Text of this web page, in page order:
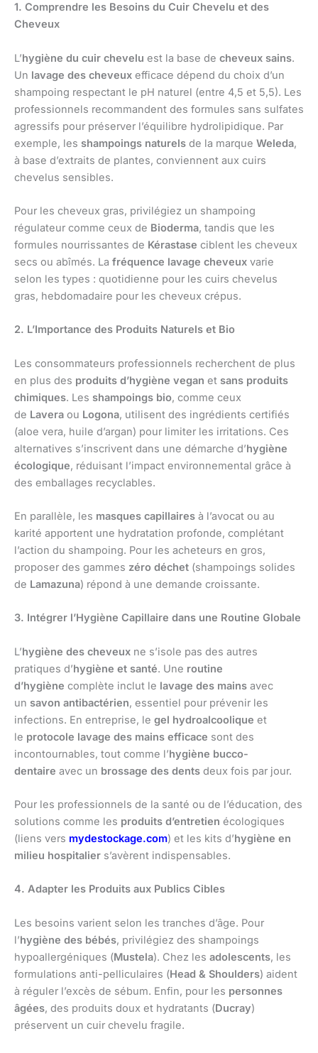
1. Comprendre les Besoins du Cuir Chevelu et des
Cheveux
L’hygiène du cuir chevelu est la base de cheveux sains.
Un lavage des cheveux efficace dépend du choix d’un
shampoing respectant le pH naturel (entre 4,5 et 5,5). Les
professionnels recommandent des formules sans sulfates
agressifs pour préserver l’équilibre hydrolipidique. Par
exemple, les shampoings naturels de la marque Weleda,
à base d’extraits de plantes, conviennent aux cuirs
chevelus sensibles.
Pour les cheveux gras, privilégiez un shampoing
régulateur comme ceux de Bioderma, tandis que les
formules nourrissantes de Kérastase ciblent les cheveux
secs ou abîmés. La fréquence lavage cheveux varie
selon les types : quotidienne pour les cuirs chevelus
gras, hebdomadaire pour les cheveux crépus.
2. L’Importance des Produits Naturels et Bio
Les consommateurs professionnels recherchent de plus
en plus des produits d’hygiène vegan et sans produits
chimiques. Les shampoings bio, comme ceux
de Lavera ou Logona, utilisent des ingrédients certifiés
(aloe vera, huile d’argan) pour limiter les irritations. Ces
alternatives s’inscrivent dans une démarche d’hygiène
écologique, réduisant l’impact environnemental grâce à
des emballages recyclables.
En parallèle, les masques capillaires à l’avocat ou au
karité apportent une hydratation profonde, complétant
l’action du shampoing. Pour les acheteurs en gros,
proposer des gammes zéro déchet (shampoings solides
de Lamazuna) répond à une demande croissante.
3. Intégrer l’Hygiène Capillaire dans une Routine Globale
L’hygiène des cheveux ne s’isole pas des autres
pratiques d’hygiène et santé. Une routine
d’hygiène complète inclut le lavage des mains avec
un savon antibactérien, essentiel pour prévenir les
infections. En entreprise, le gel hydroalcoolique et
le protocole lavage des mains efficace sont des
incontournables, tout comme l’hygiène bucco-
dentaire avec un brossage des dents deux fois par jour.
Pour les professionnels de la santé ou de l’éducation, des
solutions comme les produits d’entretien écologiques
(liens vers mydestockage.com) et les kits d’hygiène en
milieu hospitalier s’avèrent indispensables.
4. Adapter les Produits aux Publics Cibles
Les besoins varient selon les tranches d’âge. Pour
l’hygiène des bébés, privilégiez des shampoings
hypoallergéniques (Mustela). Chez les adolescents, les
formulations anti-pelliculaires (Head & Shoulders) aident
à réguler l’excès de sébum. Enfin, pour les personnes
âgées, des produits doux et hydratants (Ducray)
préservent un cuir chevelu fragile.